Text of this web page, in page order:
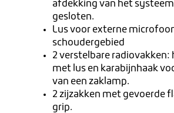
afdekking van het
gesloten.
Lus voor externe
schoudergebied
2 verstelbare radiovakken:
met lus en karabijnhaak
van een zaklamp.
2 zijzakken met gevoerde
grip.